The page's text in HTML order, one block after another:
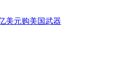
美元购美国武器